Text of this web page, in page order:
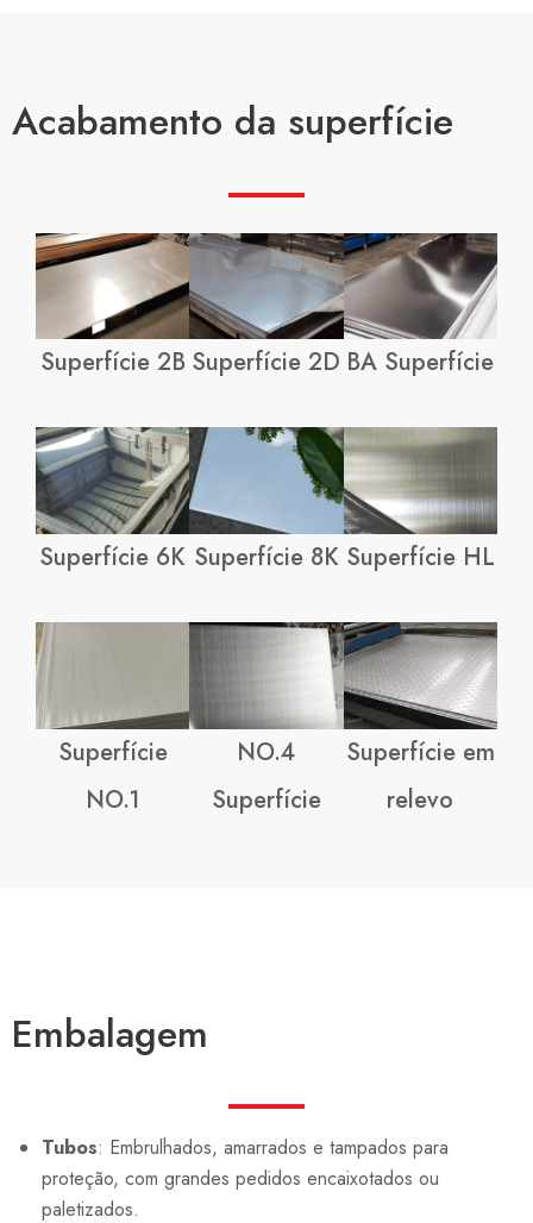
Acabamento da superfície
Superfície 2B Superfície 2D BA Superfície
Superfície 6K Superfície 8K Superfície HL
Superfície
NO.1
NO.4
Superfície
Superfície em
relevo
Embalagem
Tubos: Embrulhados, amarrados e tampados para
proteção, com grandes pedidos encaixotados ou
paletizados.